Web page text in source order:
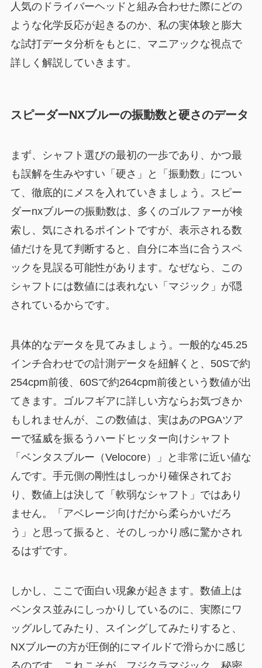
人気のドライバーヘッドと組み合わせた際にどの
ような化学反応が起きるのか、私の実体験と膨大
な試打データ分析をもとに、マニアックな視点で
詳しく解説していきます。
スピーダーNXブルーの振動数と硬さのデータ
まず、シャフト選びの最初の一歩であり、かつ最
も誤解を生みやすい「硬さ」と「振動数」につい
て、徹底的にメスを入れていきましょう。スピー
ダーnxブルーの振動数は、多くのゴルファーが検
索し、気にされるポイントですが、表示される数
値だけを見て判断すると、自分に本当に合うスペ
ックを見誤る可能性があります。なぜなら、この
シャフトには数値には表れない「マジック」が隠
されているからです。
具体的なデータを見てみましょう。一般的な45.25
インチ合わせでの計測データを紐解くと、50Sで約
254cpm前後、60Sで約264cpm前後という数値が出
てきます。ゴルフギアに詳しい方ならお気づきか
もしれませんが、この数値は、実はあのPGAツア
ーで猛威を振るうハードヒッター向けシャフト
「ベンタスブルー（Velocore）」と非常に近い値な
んです。手元側の剛性はしっかり確保されてお
り、数値上は決して「軟弱なシャフト」ではあり
ません。「アベレージ向けだから柔らかいだろ
う」と思って振ると、そのしっかり感に驚かされ
るはずです。
しかし、ここで面白い現象が起きます。数値上は
ベンタス並みにしっかりしているのに、実際にワ
ッグルしてみたり、スイングしてみたりすると、
NXブルーの方が圧倒的にマイルドで滑らかに感じ
るのです。これこそが、フジクラマジック。秘密